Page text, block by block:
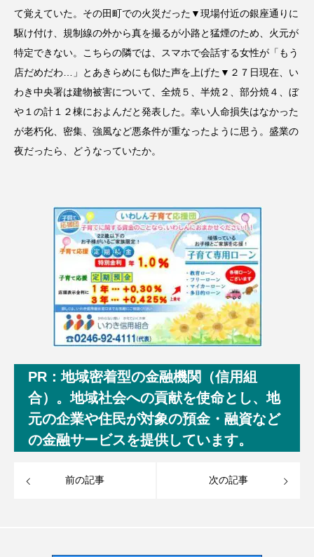
て覚えていた。その田町での火災だった▼現場付近の銀座通りに
駆け付け、規制線の外から真を撮るが小路と猛煙のため、火元が
特定できない。こちらの隣では、スマホで会話する女性が「もう
店だめだわ…」とあきらめにも似た声を上げた▼２７日現在、い
わき中央署は建物被害について、全焼５、半焼２、部分焼４、ぼ
や１の計１２棟におよんだと発表した。幸い人命損失はなかった
が老朽化、密集、強風など悪条件が重なったように思う。盛業の
夜だったら、どうなっていたか。
PR：地域密着型の金融機関（信用組
合）。地域社会への貢献を使命とし、地
元の企業や住民が対象の預金・融資など
の金融サービスを提供しています。
前の記事 次の記事